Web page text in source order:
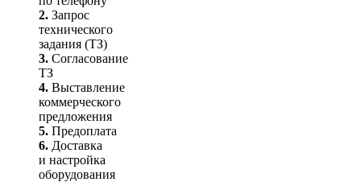
2. Запрос
технического
задания (ТЗ)
3. Согласование
ТЗ
4. Выставление
коммерческого
предложения
5. Предоплата
6. Доставка
и настройка
оборудования